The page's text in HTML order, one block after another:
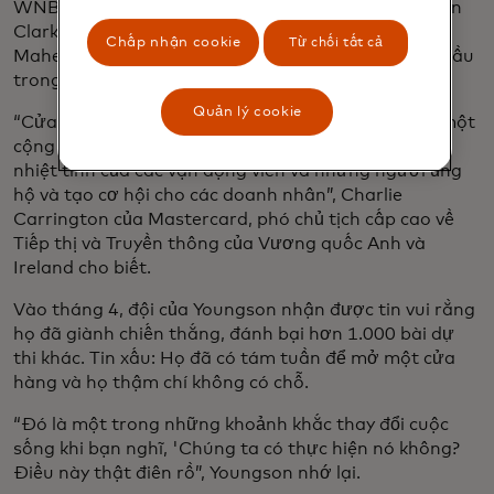
WNBA đến các ngôi sao đột phá cá nhân như Caitlin
Clark của bóng rổ và cầu thủ bóng bầu dục Ilona
Maher đến việc mở rộng các giải đấu nữ trên toàn cầu
trong cricket, bóng bầu dục và bóng chuyền.
“Cửa hàng không chỉ bán thiết bị - nó là xây dựng một
cộng đồng xung quanh thể thao phụ nữ, ủng hộ sự
nhiệt tình của các vận động viên và những người ủng
hộ và tạo cơ hội cho các doanh nhân”, Charlie
Carrington của Mastercard, phó chủ tịch cấp cao về
Tiếp thị và Truyền thông của Vương quốc Anh và
Ireland cho biết.
Vào tháng 4, đội của Youngson nhận được tin vui rằng
họ đã giành chiến thắng, đánh bại hơn 1.000 bài dự
thi khác. Tin xấu: Họ đã có tám tuần để mở một cửa
hàng và họ thậm chí không có chỗ.
“Đó là một trong những khoảnh khắc thay đổi cuộc
sống khi bạn nghĩ, 'Chúng ta có thực hiện nó không?
Điều này thật điên rồ”, Youngson nhớ lại.
Chấp nhận cookie Từ chối tất cả
Quản lý cookie